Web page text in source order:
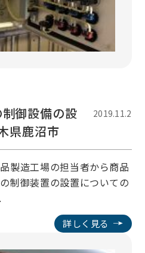
御設備の設
県鹿沼市
2019.11.2
製造工場の担当者から商品
制御装置の設置についての
詳しく見る